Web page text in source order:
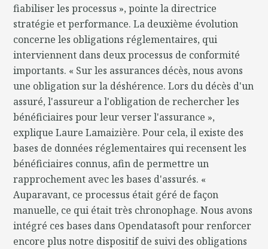
fiabiliser les processus », pointe la directrice
stratégie et performance. La deuxième évolution
concerne les obligations réglementaires, qui
interviennent dans deux processus de conformité
importants. « Sur les assurances décès, nous avons
une obligation sur la déshérence. Lors du décès d'un
assuré, l'assureur a l'obligation de rechercher les
bénéficiaires pour leur verser l'assurance »,
explique Laure Lamaizière. Pour cela, il existe des
bases de données réglementaires qui recensent les
bénéficiaires connus, afin de permettre un
rapprochement avec les bases d'assurés. «
Auparavant, ce processus était géré de façon
manuelle, ce qui était très chronophage. Nous avons
intégré ces bases dans Opendatasoft pour renforcer
encore plus notre dispositif de suivi des obligations